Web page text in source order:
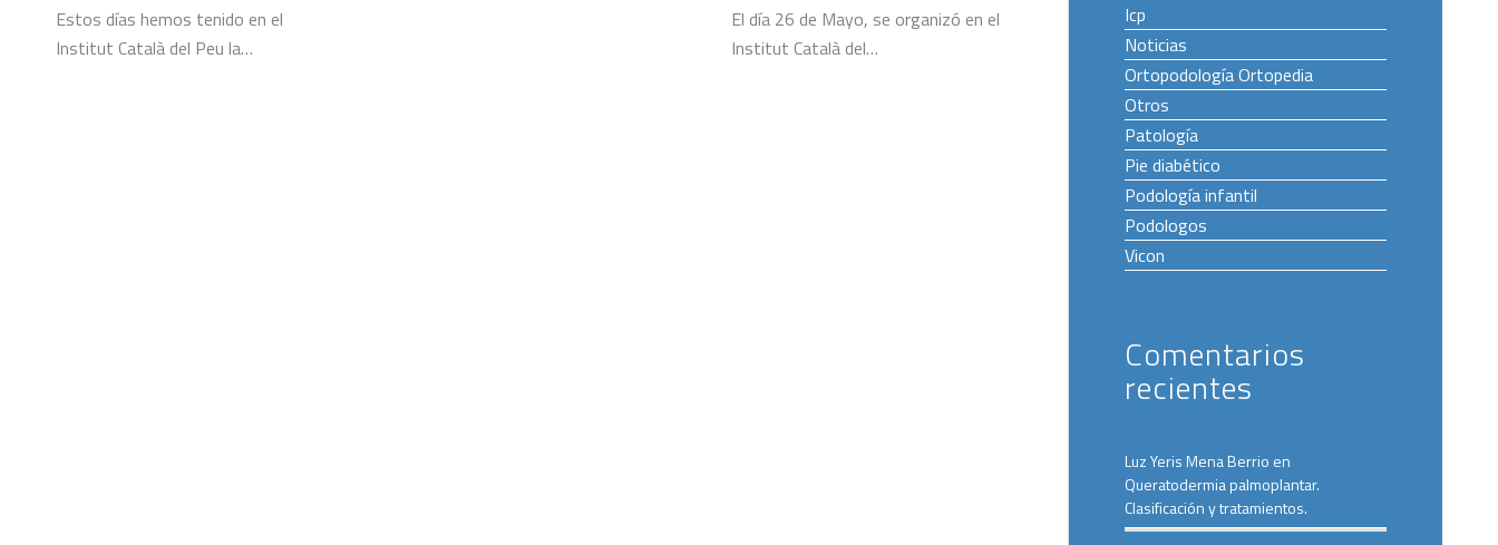
Estos días hemos tenido en el
Institut Català del Peu la…
El día 26 de Mayo, se organizó en el
Institut Català del…
Icp
Noticias
Ortopodología Ortopedia
Otros
Patología
Pie diabético
Podología infantil
Podologos
Vicon
Comentarios
recientes
Luz Yeris Mena Berrio en
Queratodermia palmoplantar.
Clasificación y tratamientos.